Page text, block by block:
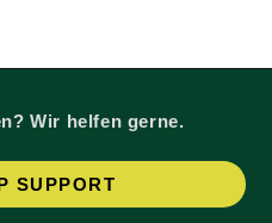
Wir helfen gerne.
SUPPORT